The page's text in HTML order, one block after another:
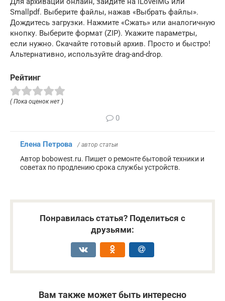
Smallpdf. Выберите файлы, нажав «Выбрать файлы».
Дождитесь загрузки. Нажмите «Сжать» или аналогичную
кнопку. Выберите формат (ZIP). Укажите параметры,
если нужно. Скачайте готовый архив. Просто и быстро!
Альтернативно, используйте drag-and-drop.
Рейтинг
( Пока оценок нет )
0
Елена Петрова / автор статьи
Автор bobowest.ru. Пишет о ремонте бытовой техники и
советах по продлению срока службы устройств.
Понравилась статья? Поделиться с
друзьями:
Вам также может быть интересно